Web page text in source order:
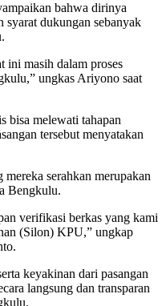
bahwa dirinya
syarat dukungan sebanyak
ini masih dalam proses
ungkas Ariyono saat
bisa melewati tahapan
tersebut menyatakan
serahkan merupakan
Bengkulu.
verifikasi berkas yang kami
(Silon) KPU,” ungkap
keyakinan dari pasangan
langsung dan transparan